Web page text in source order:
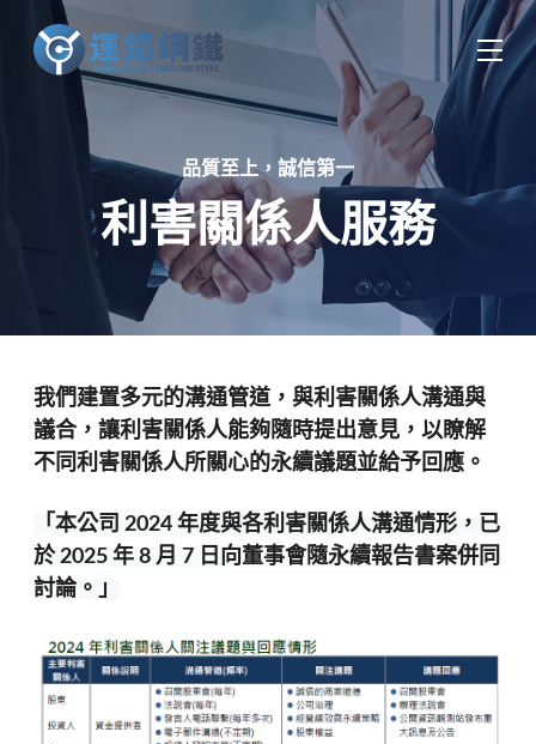
中 EN
品質至上，誠信第一
利害關係人服務
我們建置多元的溝通管道，與利害關係人溝通與
議合，讓利害關係人能夠隨時提出意見，以瞭解
不同利害關係人所關心的永續議題並給予回應。
「本公司 2024 年度與各利害關係人溝通情形，已
於 2025 年 8 月 7 日向董事會隨永續報告書案併同
討論 。」